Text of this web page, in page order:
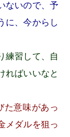
ないので、予
に、今からし
練習して、自
ればいいなと
た意味があっ
メダルを狙っ